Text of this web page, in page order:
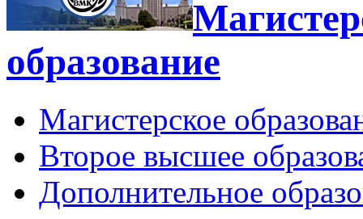
образование
Магистерское
Второе высшее
Дополнительное